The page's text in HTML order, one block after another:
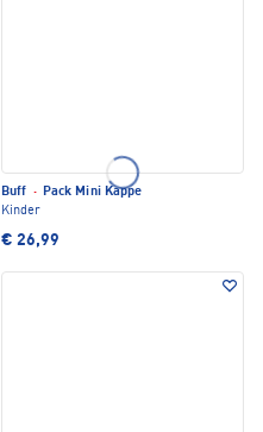
Buff · Pack Mini Kappe
Kinder
€ 26,99